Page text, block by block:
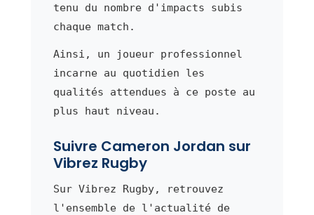
tenu du nombre d'impacts subis
chaque match.
Ainsi, un joueur professionnel
incarne au quotidien les
qualités attendues à ce poste au
plus haut niveau.
Suivre Cameron Jordan sur
Vibrez Rugby
Sur Vibrez Rugby, retrouvez
l'ensemble de l'actualité de